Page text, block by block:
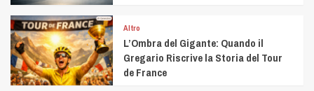
Altro
L’Ombra del Gigante: Quando il
Gregario Riscrive la Storia del Tour
de France